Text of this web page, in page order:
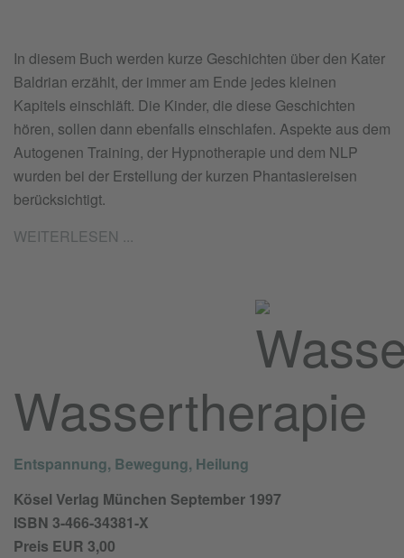
In diesem Buch werden kurze Geschichten über den Kater
Baldrian erzählt, der immer am Ende jedes kleinen
Kapitels einschläft. Die Kinder, die diese Geschichten
hören, sollen dann ebenfalls einschlafen. Aspekte aus dem
Autogenen Training, der Hypnotherapie und dem NLP
wurden bei der Erstellung der kurzen Phantasiereisen
berücksichtigt.
WEITERLESEN ...
Wassertherapie
Entspannung, Bewegung, Heilung
Kösel Verlag München September 1997
ISBN 3-466-34381-X
Preis EUR 3,00